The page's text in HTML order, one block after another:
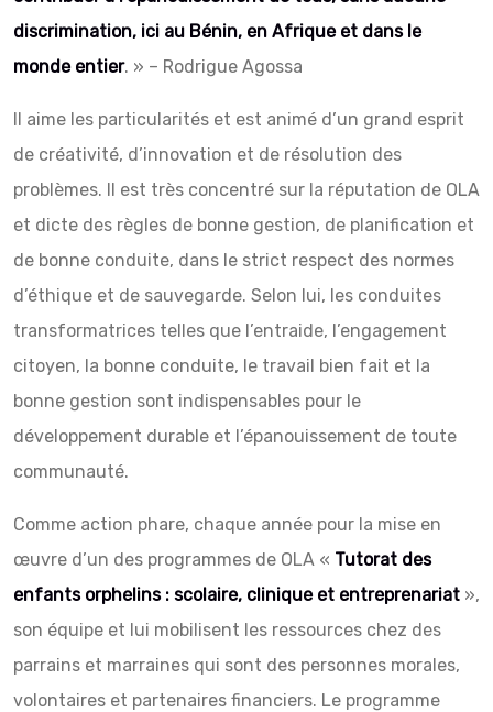
discrimination, ici au Bénin, en Afrique et dans le
monde entier. » – Rodrigue Agossa
Il aime les particularités et est animé d’un grand esprit
de créativité, d’innovation et de résolution des
problèmes. Il est très concentré sur la réputation de OLA
et dicte des règles de bonne gestion, de planification et
de bonne conduite, dans le strict respect des normes
d’éthique et de sauvegarde. Selon lui, les conduites
transformatrices telles que l’entraide, l’engagement
citoyen, la bonne conduite, le travail bien fait et la
bonne gestion sont indispensables pour le
développement durable et l’épanouissement de toute
communauté.
Comme action phare, chaque année pour la mise en
œuvre d’un des programmes de OLA « Tutorat des
enfants orphelins : scolaire, clinique et entreprenariat »,
son équipe et lui mobilisent les ressources chez des
parrains et marraines qui sont des personnes morales,
volontaires et partenaires financiers. Le programme